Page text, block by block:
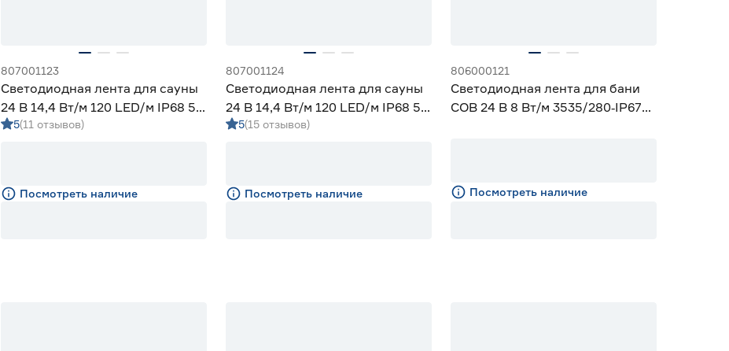
807001123
Светодиодная лента для сауны
24 В 14,4 Вт/м 120 LED/м IP68 5
м синий свет Apeyron
5(11 отзывов)
Посмотреть наличие
807001124
Светодиодная лента для сауны
24 В 14,4 Вт/м 120 LED/м IP68 5
м зеленый свет Apeyron
5(15 отзывов)
Посмотреть наличие
806000121
Светодиодная лента для бани
COB 24 В 8 Вт/м 3535/280‑IP67
Посмотреть наличие